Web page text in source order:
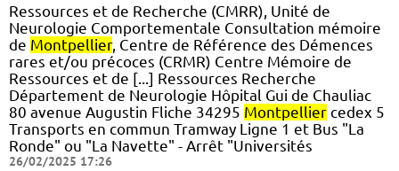
Ressources et de Recherche (CMRR), Unité de
Neurologie Comportementale Consultation mémoire
de Montpellier, Centre de Référence des Démences
rares et/ou précoces (CRMR) Centre Mémoire de
Ressources et de [...] Ressources Recherche
Département de Neurologie Hôpital Gui de Chauliac
80 avenue Augustin Fliche 34295 Montpellier cedex 5
Transports en commun Tramway Ligne 1 et Bus "La
Ronde" ou "La Navette" - Arrêt "Universités
26/02/2025 17:26